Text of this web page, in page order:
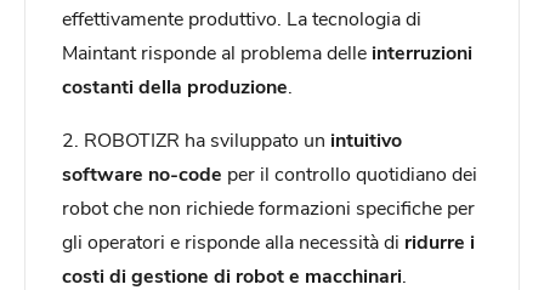
effettivamente produttivo. La tecnologia di
Maintant risponde al problema delle interruzioni
costanti della produzione.
2. ROBOTIZR ha sviluppato un intuitivo
software no-code per il controllo quotidiano dei
robot che non richiede formazioni specifiche per
gli operatori e risponde alla necessità di ridurre i
costi di gestione di robot e macchinari.